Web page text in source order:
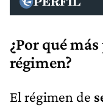
¿Por qué
régimen?
El régimen de